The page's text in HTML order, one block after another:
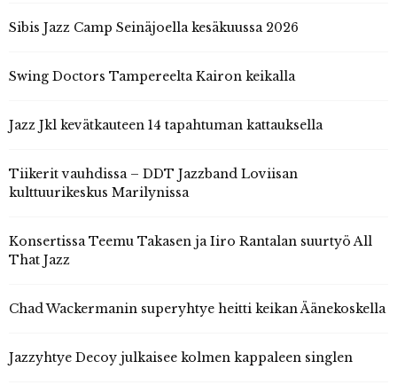
Sibis Jazz Camp Seinäjoella kesäkuussa 2026
Swing Doctors Tampereelta Kairon keikalla
Jazz Jkl kevätkauteen 14 tapahtuman kattauksella
Tiikerit vauhdissa – DDT Jazzband Loviisan
kulttuurikeskus Marilynissa
Konsertissa Teemu Takasen ja Iiro Rantalan suurtyö All
That Jazz
Chad Wackermanin superyhtye heitti keikan Äänekoskella
Jazzyhtye Decoy julkaisee kolmen kappaleen singlen